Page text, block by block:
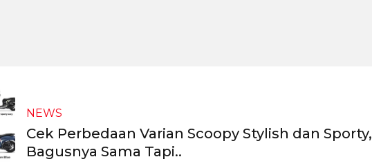
NEWS
Cek Perbedaan Varian Scoopy Stylish dan Sporty,
Bagusnya Sama Tapi..